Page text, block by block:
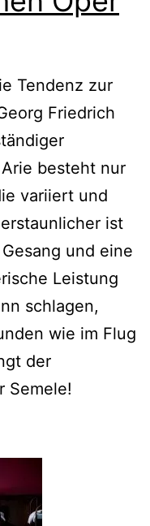
Tendenz zur
Friedrich
besteht nur
variiert und
ist
und eine
Leistung
schlagen,
wie im Flug
der
Semele!